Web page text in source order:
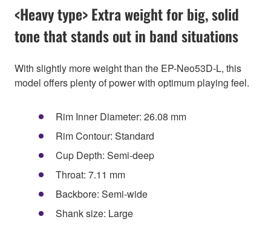
<Heavy type> Extra weight for big, solid
tone that stands out in band situations
With slightly more weight than the EP-Neo53D-L, this
model offers plenty of power with optimum playing feel.
Rim Inner Diameter: 26.08 mm
Rim Contour: Standard
Cup Depth: Semi-deep
Throat: 7.11 mm
Backbore: Semi-wide
Shank size: Large